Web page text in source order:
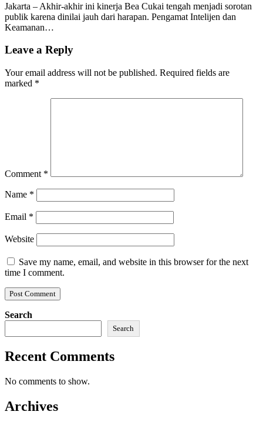
Jakarta – Akhir-akhir ini kinerja Bea Cukai tengah menjadi sorotan
publik karena dinilai jauh dari harapan. Pengamat Intelijen dan
Keamanan…
Leave a Reply
Your email address will not be published. Required fields are
marked *
Comment *
Name *
Email *
Website
Save my name, email, and website in this browser for the next
time I comment.
Search
Search
Recent Comments
No comments to show.
Archives